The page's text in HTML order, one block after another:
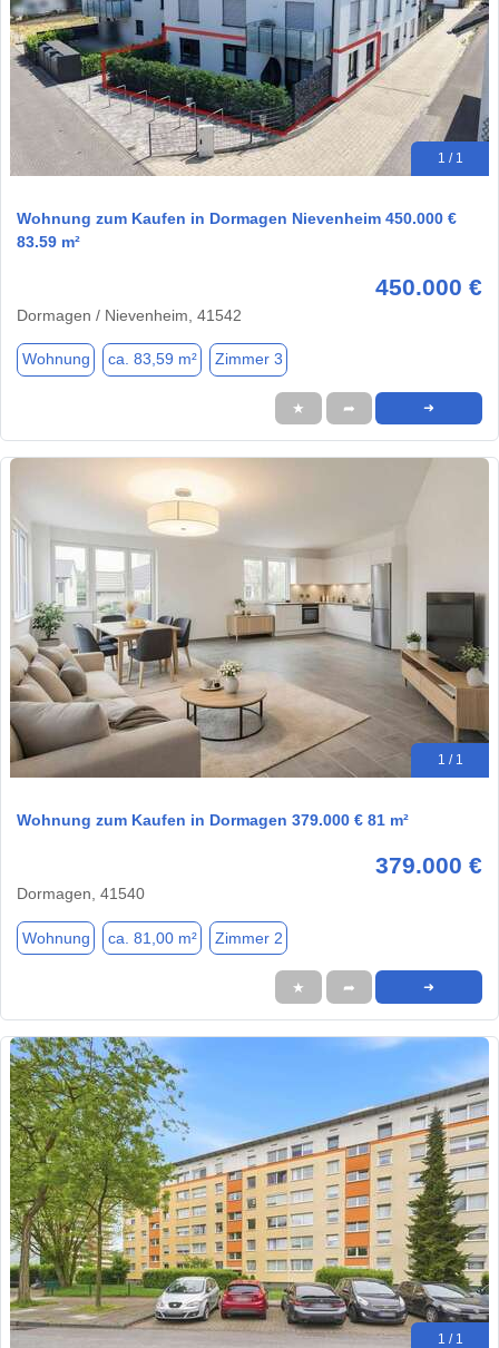
1 / 1
Wohnung zum Kaufen in Dormagen Nievenheim 450.000 €
83.59 m²
450.000 €
Dormagen / Nievenheim, 41542
Wohnung ca. 83,59 m² Zimmer 3
★ ➦ ➜
1 / 1
Wohnung zum Kaufen in Dormagen 379.000 € 81 m²
379.000 €
Dormagen, 41540
Wohnung ca. 81,00 m² Zimmer 2
★ ➦ ➜
1 / 1